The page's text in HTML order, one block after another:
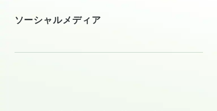
ソーシャルメディア